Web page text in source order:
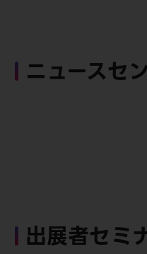
ニュースセ
出展者セミ